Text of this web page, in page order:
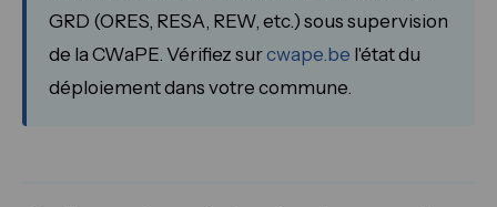
GRD (ORES, RESA, REW, etc.) sous supervision
de la CWaPE. Vérifiez surcwape.be l'état du
déploiement dans votre commune.